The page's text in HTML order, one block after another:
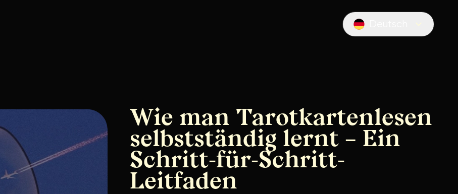
Locale switcher
Wie man Tarotkartenlesen
selbstständig lernt – Ein
Schritt-für-Schritt-
Leitfaden